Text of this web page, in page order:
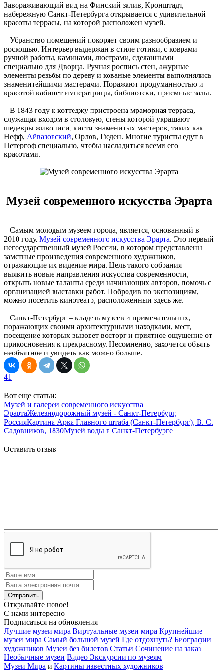
Завораживающий вид на Финский залив, Кронштадт,
набережную Санкт-Петербурга открывается с удивительной
красоты террасы, на которой расположен музей.
Убранство помещений покоряет своим разнообразием и
роскошью. Интерьер выдержан в стиле готики, с коврами
ручной работы, каминами, люстрами, сделанными
специально для Дворца. Ручная роспись стен, ажурные
элементы резьбы по дереву и кованые элементы выполнялись
знаменитейшими мастерами. Поражают продуманностью и
красотой кабинет императрицы, библиотеки, приемные залы.
В 1843 году к коттеджу пристроена мраморная терраса,
служащая входом в столовую, стены которой украшают
шедевры живописи, кисти знаменитых мастеров, таких как
Нефф, Айвазовский, Орлов, Гюден. Многие туристы едут в
Петергоф специально, чтобы насладиться всеми его
красотами.
Музей современного искусства Эрарта
Самым молодым музеем города, является, основанный в
2010 году, Музей современного искусства Эрарта. Это первый
негосударственный музей России, в котором представлены
заметные произведения современного художников,
отражающие их видение мира. Цель такого собрания –
выявить новые направления искусства современности,
открыть новые таланты среди начинающих авторов, помочь с
организацией выставки работ. Побродив по экспозициям,
можно посетить кинотеатр, расположенный здесь же.
Санкт-Петербург – кладезь музеев и примечательных,
поражающих своими архитектурными находками, мест,
посещение которых вызовет восторг и приятное ощущение от
прикосновения к прекрасному. Несомненно, захочется объять
необъятное и увидеть как можно больше.
41
Вот еще статьи:
Музей и галереи современного искусства
ЭрартаЖелезнодорожный музей - Санкт-Петербург,
РоссияКартина Арка Главного штаба (Санкт-Петербург), В. С.
Садовников, 1830Музей воды в Санкт-Петербурге
Оставить отзыв
Открывайте новое!
С нами интересно
Подписаться на обновления
Лучшие музеи мира Виртуальные музеи мира Крупнейшие
музеи мира Самый большой музей Где отдохнуть? Биографии
художников Музеи без билетов Статьи Сочинение на заказ
Необычные музеи Видео Экскурсии по музеям
Музеи Мира и Картины известных художников